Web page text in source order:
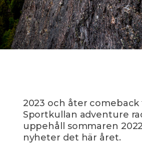
2023 och åter comeback
Sportkullan adventure
uppehåll sommaren
nyheter det här året.